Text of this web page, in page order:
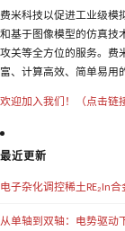
费米科技以促进工业级模
和基于图像模型的仿真技
攻关等全方位的服务。费
富、计算高效、简单易用
欢迎加入我们！（点击链
最近更新
电子杂化调控稀土RE₂In
从单轴到双轴：电势驱动